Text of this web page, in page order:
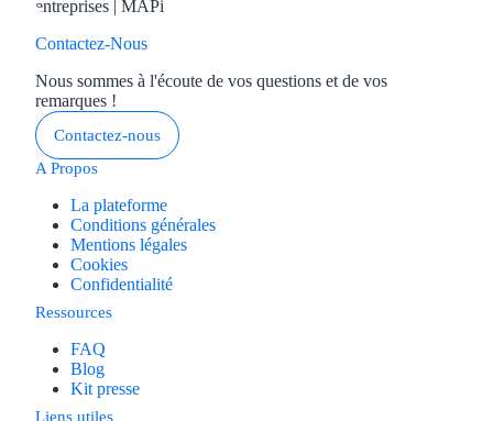
Contactez-Nous
Nous sommes à l'écoute de vos questions et de vos
remarques !
Contactez-nous
A Propos
La plateforme
Conditions générales
Mentions légales
Cookies
Confidentialité
Ressources
FAQ
Blog
Kit presse
Liens utiles